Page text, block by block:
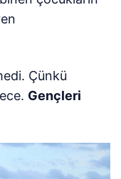
Çünkü
Gençleri